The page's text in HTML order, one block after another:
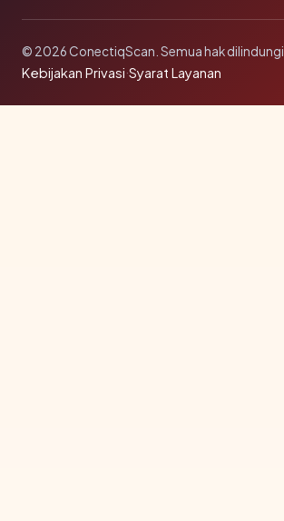
© 2026 ConectiqScan. Semua hak dilindungi.
Kebijakan Privasi·Syarat Layanan